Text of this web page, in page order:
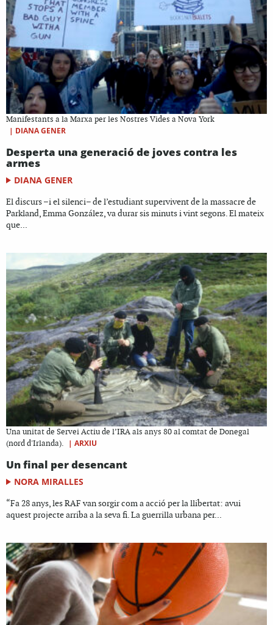
Manifestants a la Marxa per les Nostres Vides a Nova York
| DIANA GENER
Desperta una generació de joves contra les
armes
DIANA GENER
El discurs –i el silenci– de l’estudiant supervivent de la massacre de
Parkland, Emma González, va durar sis minuts i vint segons. El mateix
que...
Una unitat de Servei Actiu de l’IRA als anys 80 al comtat de Donegal
(nord d'Irlanda).
| ARXIU
Un final per desencant
NORA MIRALLES
“Fa 28 anys, les RAF van sorgir com a acció per la llibertat: avui
aquest projecte arriba a la seva fi. La guerrilla urbana per...